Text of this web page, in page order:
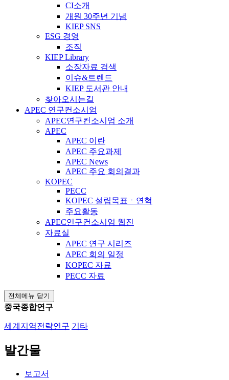
CI소개
개원 30주년 기념
KIEP SNS
ESG 경영
조직
KIEP Library
소장자료 검색
이슈&트렌드
KIEP 도서관 안내
찾아오시는길
APEC 연구컨소시엄
APEC연구컨소시엄 소개
APEC
APEC 이란
APEC 주요과제
APEC News
APEC 주요 회의결과
KOPEC
PECC
KOPEC 설립목표ㆍ연혁
주요활동
APEC연구컨소시엄 웹진
자료실
APEC 연구 시리즈
APEC 회의 일정
KOPEC 자료
PECC 자료
전체메뉴 닫기
중국종합연구
세계지역전략연구 기타
발간물
보고서